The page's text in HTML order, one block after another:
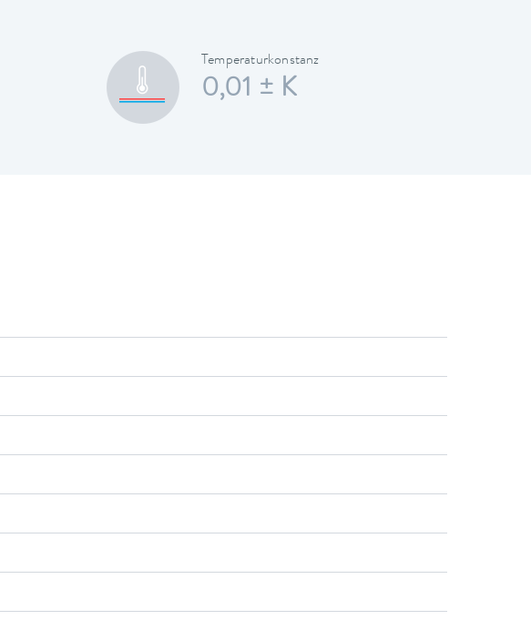
Temperaturkonstanz
0,01 ± K